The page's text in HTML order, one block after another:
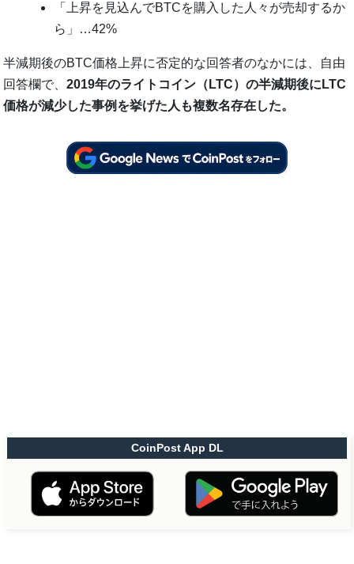
「上昇を見込んでBTCを購入した人々が売却するか
ら」…42%
半減期後のBTC価格上昇に否定的な回答者のなかには、自由
回答欄で、2019年のライトコイン（LTC）の半減期後にLTC
価格が減少した事例を挙げた人も複数名存在した。
CoinPost App DL